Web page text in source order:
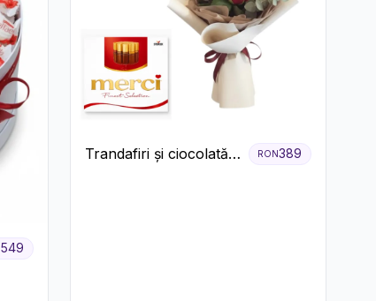
549
Trandafiri și ciocolată
RON389